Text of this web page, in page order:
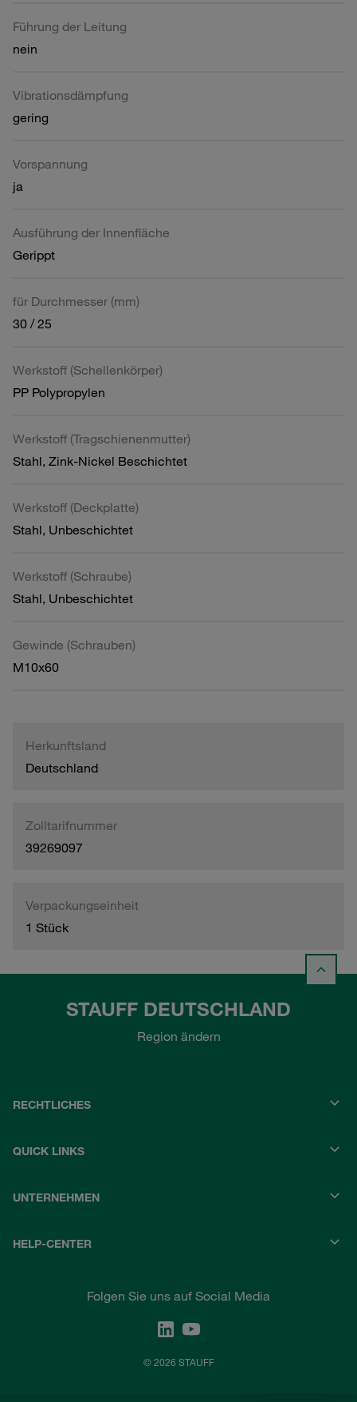
Führung der Leitung
nein
Vibrationsdämpfung
gering
Vorspannung
ja
Ausführung der Innenfläche
Gerippt
für Durchmesser (mm)
30 / 25
Werkstoff (Schellenkörper)
PP Polypropylen
Werkstoff (Tragschienenmutter)
Stahl, Zink-Nickel Beschichtet
Werkstoff (Deckplatte)
Stahl, Unbeschichtet
Werkstoff (Schraube)
Stahl, Unbeschichtet
Gewinde (Schrauben)
M10x60
Herkunftsland
Deutschland
Zolltarifnummer
39269097
Verpackungseinheit
1 Stück
STAUFF DEUTSCHLAND
Region ändern
RECHTLICHES
QUICK LINKS
UNTERNEHMEN
HELP-CENTER
Folgen Sie uns auf Social Media
© 2026 STAUFF